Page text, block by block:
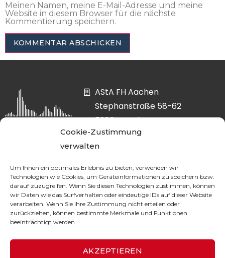
Cookie-Zustimmung
verwalten
Um Ihnen ein optimales Erlebnis zu bieten, verwenden wir
Technologien wie Cookies, um Geräteinformationen zu speichern bzw.
darauf zuzugreifen. Wenn Sie diesen Technologien zustimmen, können
wir Daten wie das Surfverhalten oder eindeutige IDs auf dieser Website
verarbeiten. Wenn Sie Ihre Zustimmung nicht erteilen oder
zurückziehen, können bestimmte Merkmale und Funktionen
beeinträchtigt werden.
AKZEPTIEREN
Meinen Namen, meine E-Mail-Adresse und meine
Website in diesem Browser für die nächste
Kommentierung speichern.
AStA FH Aachen
Stephanstraße 58-62
52064 Aachen
asta@fh-aachen.org
DATENSCHUTZ